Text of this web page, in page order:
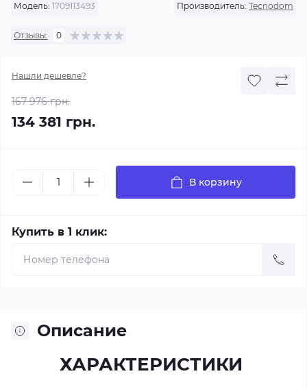
Модель: 1709113493 Производитель: Tecnodom
Отзывы: 0
Нашли дешевле?
167 976 грн.
134 381 грн.
В корзину
Купить в 1 клик:
Описание
ХАРАКТЕРИСТИКИ